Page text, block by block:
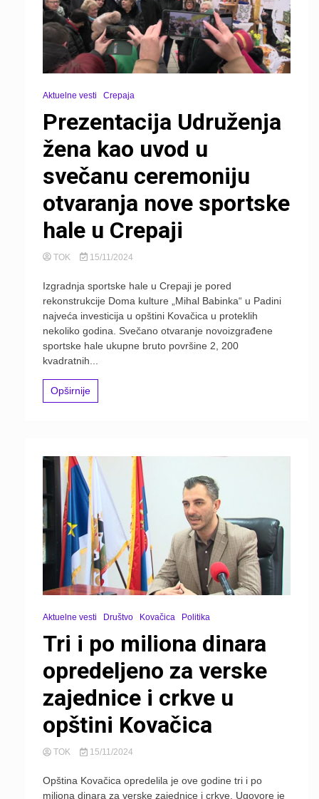
Aktuelne vesti Crepaja
Prezentacija Udruženja
žena kao uvod u
svečanu ceremoniju
otvaranja nove sportske
hale u Crepaji
TOK 15/11/2024
Izgradnja sportske hale u Crepaji je pored
rekonstrukcije Doma kulture „Mihal Babinka“ u Padini
najveća investicija u opštini Kovačica u proteklih
nekoliko godina. Svečano otvaranje novoizgrađene
sportske hale ukupne bruto površine 2, 200
kvadratnih...
Opširnije
Aktuelne vesti Društvo Kovačica Politika
Tri i po miliona dinara
opredeljeno za verske
zajednice i crkve u
opštini Kovačica
TOK 15/11/2024
Opština Kovačica opredelila je ove godine tri i po
miliona dinara za verske zajednice i crkve. Ugovore je